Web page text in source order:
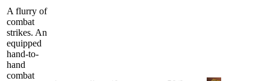
A flurry of
combat
strikes. An
equipped
hand-to-
hand
combat